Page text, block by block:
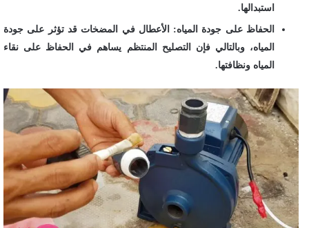
استبدالها.
الحفاظ على جودة المياه: الأعطال في المضخات قد تؤثر على جودة
المياه، وبالتالي فإن التصليح المنتظم يساهم في الحفاظ على نقاء
المياه ونظافتها.